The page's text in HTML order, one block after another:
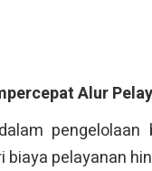
Alur
pelayanan